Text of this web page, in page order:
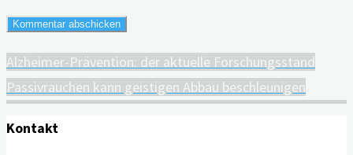
Alzheimer-Prävention: der aktuelle Forschungsstand
Passivrauchen kann geistigen Abbau beschleunigen
Kontakt